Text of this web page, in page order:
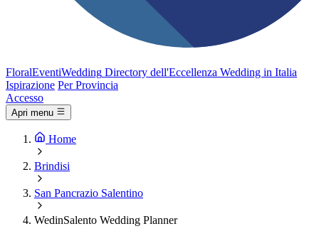
FloralEventiWedding Directory dell'Eccellenza Wedding in Italia
Ispirazione Per Provincia
Accesso
Apri menu
Home
Brindisi
San Pancrazio Salentino
WedinSalento Wedding Planner